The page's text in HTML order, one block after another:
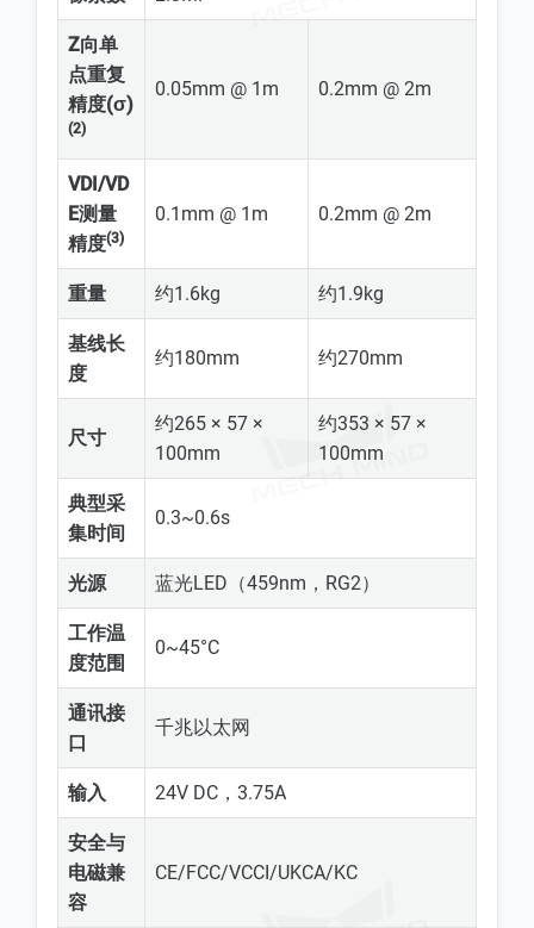
Z向单
点重复
精度(σ)
(2)
0.05mm @ 1m 0.2mm @ 2m
VDI/VD
E测量
精度(3)
0.1mm @ 1m 0.2mm @ 2m
重量 约1.6kg 约1.9kg
基线长
度
约180mm 约270mm
尺寸
约265 × 57 ×
100mm
约353 × 57 ×
100mm
典型采
集时间
0.3~0.6s
光源 蓝光LED（459nm，RG2）
工作温
度范围
0~45°C
通讯接
口
千兆以太网
输入 24V DC，3.75A
安全与
电磁兼
容
CE/FCC/VCCI/UKCA/KC